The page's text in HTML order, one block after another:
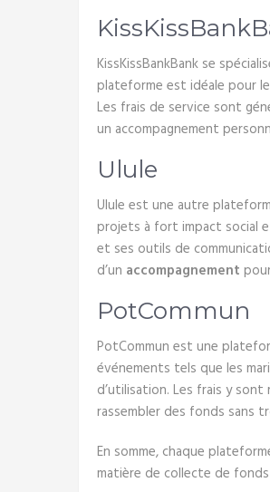
KissKissBankBank se
plateforme est idéale pour
Les frais de service sont
un accompagnement
Ulule
Ulule est une autre
projets à fort impact social
et ses outils de
d’un accompagnement
PotCommun
PotCommun est une
événements tels que les
d’utilisation. Les frais y
rassembler des fonds sans
En somme, chaque
matière de collecte de